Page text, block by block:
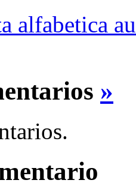
alfabetica
»